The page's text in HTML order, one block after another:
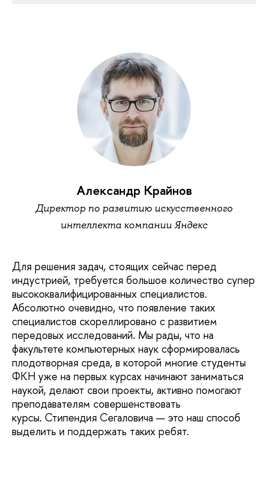
Александр Крайнов
Директор по развитию искусственного
интеллекта компании Яндекс
Для решения задач, стоящих сейчас перед
индустрией, требуется большое количество супер
высококвалифицированных специалистов.
Абсолютно очевидно, что появление таких
специалистов скореллировано с развитием
передовых исследований. Мы рады, что на
факультете компьютерных наук сформировалась
плодотворная среда, в которой многие студенты
ФКН уже на первых курсах начинают заниматься
наукой, делают свои проекты, активно помогают
преподавателям совершенствовать
курсы. Стипендия Сегаловича — это наш способ
выделить и поддержать таких ребят.